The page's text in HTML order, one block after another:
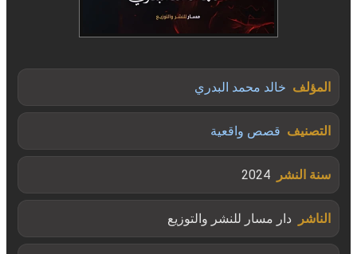
المؤلف خالد محمد البدري
التصنيف قصص واقعية
سنة النشر 2024
الناشر دار مسار للنشر والتوزيع